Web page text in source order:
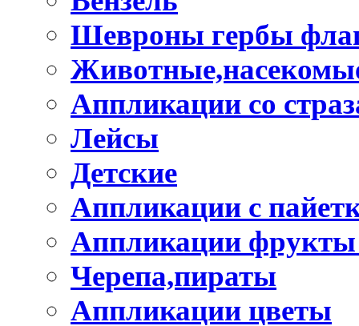
Шевроны гербы
Аппликации со
Лейсы
Детские
Аппликации с
Аппликации
Черепа,пираты
Аппликации цветы